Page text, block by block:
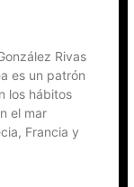
Rivas
es un patrón
los hábitos
el mar
Francia y